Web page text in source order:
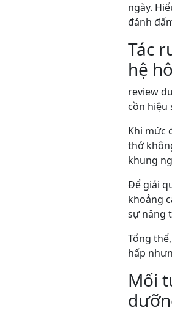
ngày.
đánh
Tác
hệ
review
cồn hiệu
Khi mức
thở
khung
Để giải
khoảng
sự nâng
Tổng
hấp
Mối